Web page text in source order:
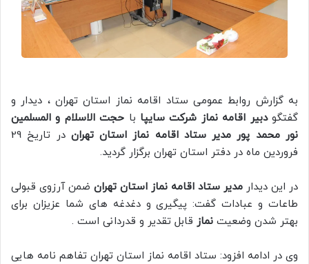
به گزارش روابط عمومی ستاد اقامه نماز استان تهران ، دیدار و
گفتگودبیر اقامه نماز شرکت سایپا با حجت الاسلام و المسلمین
نور محمد پور مدیر ستاد اقامه نماز استان تهران
در تاریخ 29
فروردین ماه در دفتر استان تهران برگزار گردید.
در این دیدار مدیر ستاد اقامه نماز استان تهران ضمن آرزوی قبولی
طاعات و عبادات گفت: پیگیری و دغدغه های شما عزیزان برای
بهتر شدن وضعیت نماز قابل تقدیر و قدردانی است .
وی در ادامه افزود: ستاد اقامه نماز استان تهران تفاهم نامه هایی